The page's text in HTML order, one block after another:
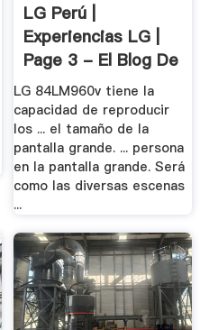
LG Perú |
Experiencias LG |
Page 3 - El Blog De
LG
LG 84LM960v tiene la
capacidad de reproducir
los ... el tamaño de la
pantalla grande. ... persona
en la pantalla grande. Será
como las diversas escenas
...